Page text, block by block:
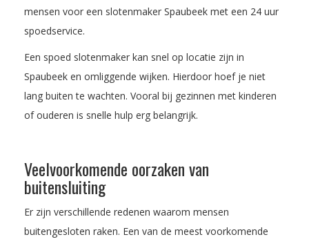
mensen voor een slotenmaker Spaubeek met een 24 uur
spoedservice.
Een spoed slotenmaker kan snel op locatie zijn in
Spaubeek en omliggende wijken. Hierdoor hoef je niet
lang buiten te wachten. Vooral bij gezinnen met kinderen
of ouderen is snelle hulp erg belangrijk.
Veelvoorkomende oorzaken van
buitensluiting
Er zijn verschillende redenen waarom mensen
buitengesloten raken. Een van de meest voorkomende